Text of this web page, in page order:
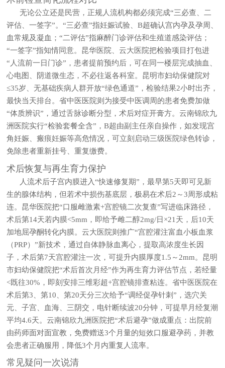
无论公立还是民营，正规人流机构都必须完成“三必查、二
评估、一签字”。“三必查”指妊娠试验、B超确认宫内孕及孕周、
血常规及凝血；“二评估”指麻醉门诊评估和生殖道感染评估；
“一签字”指知情同意。昆华医院、云大医院把检验项目打包进
“人流前一日门诊”，患者提前预约后，可在同一楼层完成抽血、
心电图、阴道微生态，不必往返各科室。昆明市妇幼保健院对
≤35岁、无基础疾病人群开放“绿色通道”，检验结果2小时出齐，
最快当天排台。省中医医院则为接受中医调周的患者免费加做
“体质辨识”，通过舌脉诊断分型，术后对症开膏方。云南锦欣九
洲医院实行“检验套餐全含”，B超由副主任亲自操作，如发现宫
角妊娠、瘢痕妊娠等高危情况，可立刻启动三级医院绿色转诊，
免除患者重新挂号、重复缴费。
术后恢复与再生育力保护
人流术后子宫内膜进入“快速修复期”，最早第5天即可见新
生的腺体结构，但若术中损伤基底层，极易在术后2～3周形成粘
连。昆华医院把“口服雌激素+宫腔镜二次复查”写进临床路径，
术后第14天若内膜<5mm，即给予雌二醇2mg/日×21天，后10天
加地屈孕酮转化内膜。云大医院则推广“宫腔灌注富血小板血浆
（PRP）”新技术，通过自体静脉血离心，提取高浓度生长因
子，术后第7天宫腔灌注一次，可提升内膜厚度1.5～2mm。昆明
市妇幼保健院把“术后首次月经”作为再生育力评估节点，若经量
<既往30%，即刻安排三维彩超+宫腔镜排查粘连。省中医医院在
术后第3、第10、第20天分三次给予“调经促孕针刺”，选穴关
元、子宫、血海、三阴交，电针断续波20分钟，可提早月经复潮
平均4.6天。云南锦欣九洲医院把“术后避孕”做成重点：出院前
由药师面对面宣教，免费赠送3个月量的短效口服避孕药，并教
会患者正确服用，降低3个月内重复人流率。
常见疑问一次说清